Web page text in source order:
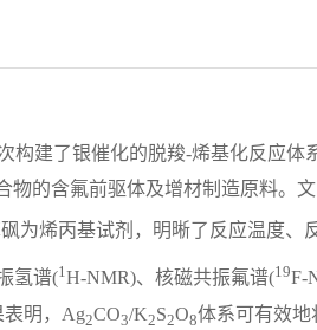
构建了银催化的脱羧-烯基化反应体
的含氟前驱体及增材制造原料。
为烯丙基试剂，明晰了反应温度、
氢谱(1H-NMR)、核磁共振氟谱(19F-
明，Ag2CO3/K2S2O8体系可有效地